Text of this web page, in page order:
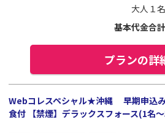
大人１名
基本代金合計
プランの詳
Webコレスペシャル★沖縄 早期申込
食付 【禁煙】デラックスフォース(1名